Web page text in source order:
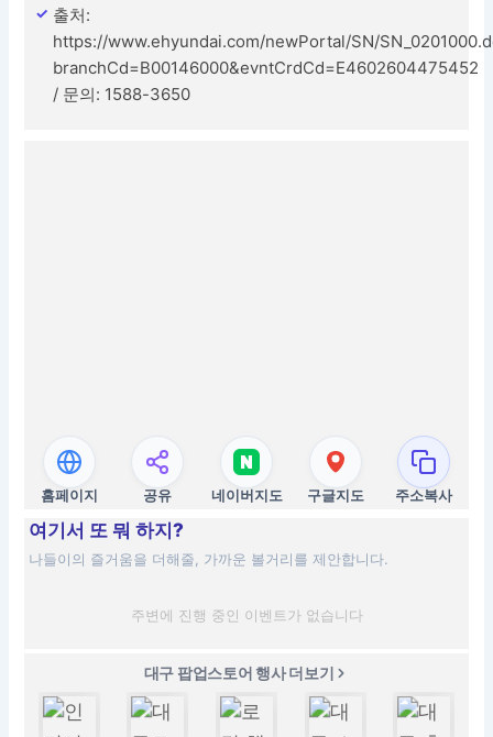
출처:
https://www.ehyundai.com/newPortal/SN/
branchCd=B00146000&evntCrdCd=E4602604475452
/ 문의: 1588-3650
홈페이지 공유 네이버지도 구글지도 주소복사
여기서 또 뭐 하지?
나들이의 즐거움을 더해줄, 가까운 볼거리를 제안합니다.
주변에 진행 중인 이벤트가 없습니다
대구 팝업스토어 행사 더보기